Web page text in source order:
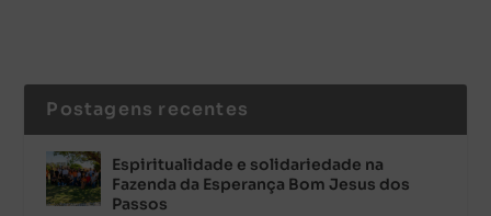
Postagens recentes
Espiritualidade e solidariedade na
Fazenda da Esperança Bom Jesus dos
Passos